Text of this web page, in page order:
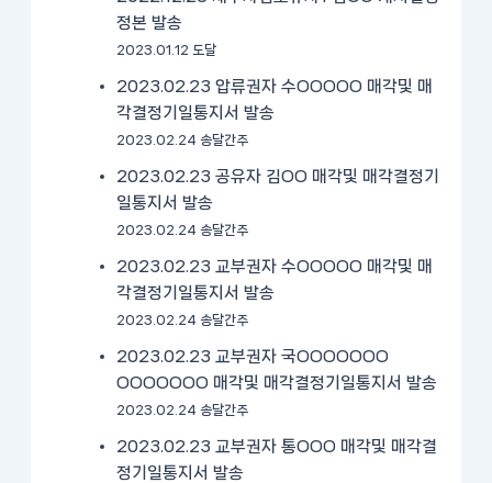
정본 발송
2023.01.12 도달
2023.02.23 압류권자 수OOOOO 매각및 매
각결정기일통지서 발송
2023.02.24 송달간주
2023.02.23 공유자 김OO 매각및 매각결정기
일통지서 발송
2023.02.24 송달간주
2023.02.23 교부권자 수OOOOO 매각및 매
각결정기일통지서 발송
2023.02.24 송달간주
2023.02.23 교부권자 국OOOOOOO
OOOOOOO 매각및 매각결정기일통지서 발송
2023.02.24 송달간주
2023.02.23 교부권자 통OOO 매각및 매각결
정기일통지서 발송